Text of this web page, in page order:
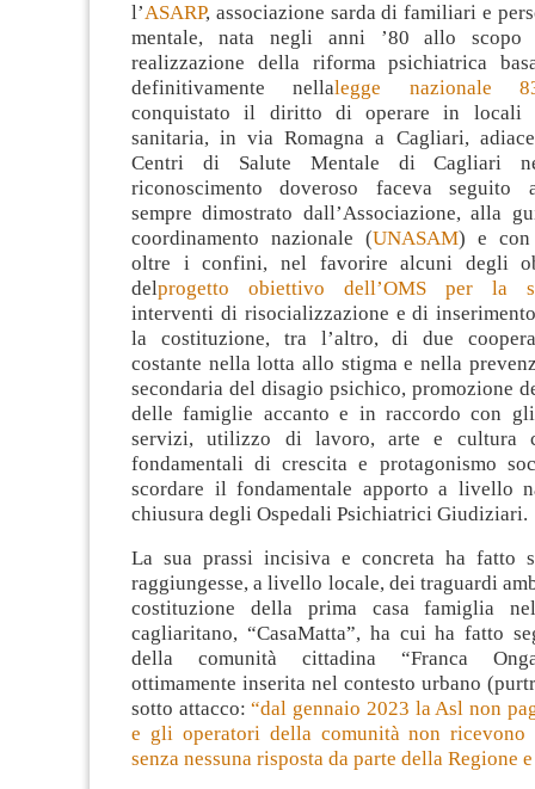
l’ASARP, associazione sarda di familiari e
mentale, nata negli anni ’80 allo
realizzazione della riforma psichiatrica
definitivamente nellalegge nazionale
conquistato il diritto di operare in locali
sanitaria, in via Romagna a Cagliari,
Centri di Salute Mentale di Cagliari
riconoscimento doveroso faceva seguito
sempre dimostrato dall’Associazione, alla
coordinamento nazionale (UNASAM) e con
oltre i confini, nel favorire alcuni degli
delprogetto obiettivo dell’OMS per la
interventi di risocializzazione e di
la costituzione, tra l’altro, di due
costante nella lotta allo stigma e nella
secondaria del disagio psichico, promozione
delle famiglie accanto e in raccordo con
servizi, utilizzo di lavoro, arte e cultura
fondamentali di crescita e protagonismo
scordare il fondamentale apporto a livello
chiusura degli Ospedali Psichiatrici Giudiziari.
La sua prassi incisiva e concreta ha fatto
raggiungesse, a livello locale, dei traguardi
costituzione della prima casa famiglia
cagliaritano, “CasaMatta”, ha cui ha fatto
della comunità cittadina “Franca
ottimamente inserita nel contesto urbano
sotto attacco:“dal gennaio 2023 la Asl non
e gli operatori della comunità non ricevono
senza nessuna risposta da parte della Regione